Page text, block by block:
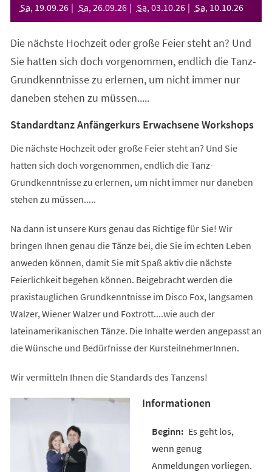
Sa, 19.09.26 Sa, 26.09.26 Sa, 03.10.26 Sa, 10.10.26
Die nächste Hochzeit oder große Feier steht an? Und
Sie hatten sich doch vorgenommen, endlich die Tanz-
Grundkenntnisse zu erlernen, um nicht immer nur
daneben stehen zu müssen.....
Standardtanz Anfängerkurs Erwachsene Workshops
Die nächste Hochzeit oder große Feier steht an? Und Sie
hatten sich doch vorgenommen, endlich die Tanz-
Grundkenntnisse zu erlernen, um nicht immer nur daneben
stehen zu müssen.....
Na dann ist unsere Kurs genau das Richtige für Sie! Wir
bringen Ihnen genau die Tänze bei, die Sie im echten Leben
anweden können, damit Sie mit Spaß aktiv die nächste
Feierlichkeit begehen können. Beigebracht werden die
praxistauglichen Grundkenntnisse im Disco Fox, langsamen
Walzer, Wiener Walzer und Foxtrott....wie auch der
lateinamerikanischen Tänze. Die Inhalte werden angepasst an
die Wünsche und Bedürfnisse der KursteilnehmerInnen.
Wir vermitteln Ihnen die Standards des Tanzens!
Informationen
Es geht los,
wenn genug
Anmeldungen vorliegen.